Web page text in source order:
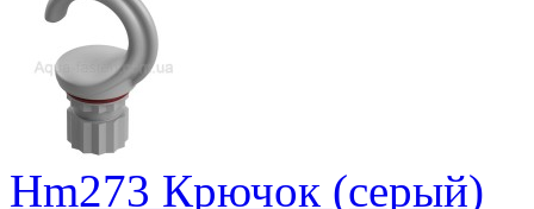
Hm273 Крючок (серый)